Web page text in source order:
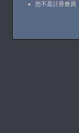
您不是註冊會員